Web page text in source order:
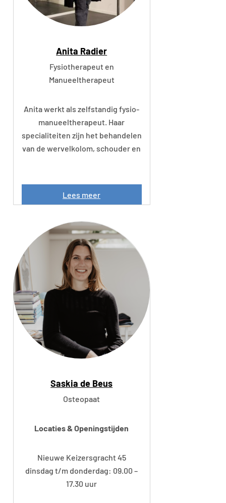
0
2
0
1
9
Anita Radier
Fysiotherapeut en
Manueeltherapeut
Anita werkt als zelfstandig fysio-
manueeltherapeut. Haar
specialiteiten zijn het behandelen
van de wervelkolom, schouder en
Lees meerA
n
t
a
R
a
e
r
Saskia de Beus
Osteopaat
Locaties & Openingstijden
Nieuwe Keizersgracht 45
dinsdag t/m donderdag: 09.00 –
17.30 uur